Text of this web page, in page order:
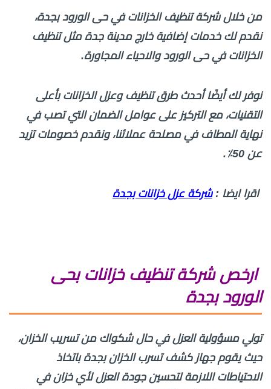
من خلال شركة تنظيف الخزانات في حى الورود بجدة،
نقدم لك خدمات إضافية خارج مدينة جدة مثل تنظيف
الخزانات في حى الورود والاحياء المجاورة.
نوفر لك أيضًا أحدث طرق تنظيف وعزل الخزانات بأعلى
التقنيات، مع التركيز على عوامل الضمان التي تصب في
نهاية المطاف في مصلحة عملائنا، ونقدم خصومات تزيد
عن 50٪.
اقرا ايضا :شركة عزل خزانات بجدة
ارخص شركة تنظيف خزانات بحى
الورود بجدة
تولي مسؤولية العزل في حال شكواك من تسريب الخزان،
حيث يقوم جهاز كشف تسرب الخزان بجدة باتخاذ
الاحتياطات اللازمة لتحسين جودة العزل لأي خزان في